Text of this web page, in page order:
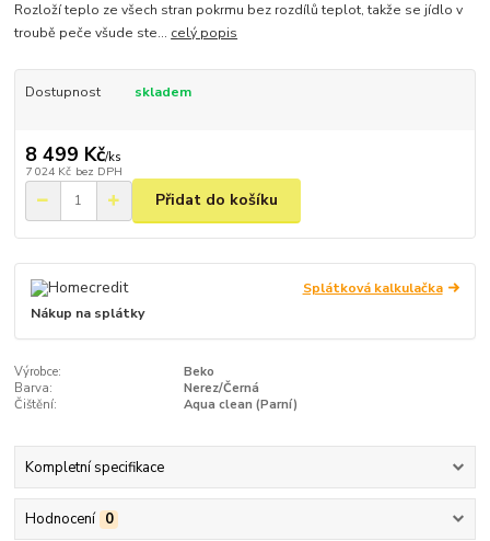
Rozloží teplo ze všech stran pokrmu bez rozdílů teplot, takže se jídlo v
troubě peče všude ste... celý popis
Dostupnost skladem
8 499 Kč/ks
7 024 Kč bez DPH
Přidat do košíku
Splátková kalkulačka
Nákup na splátky
Výrobce:
Beko
Barva:
Nerez/Černá
Čištění:
Aqua clean (Parní)
Kompletní specifikace
Hodnocení 0